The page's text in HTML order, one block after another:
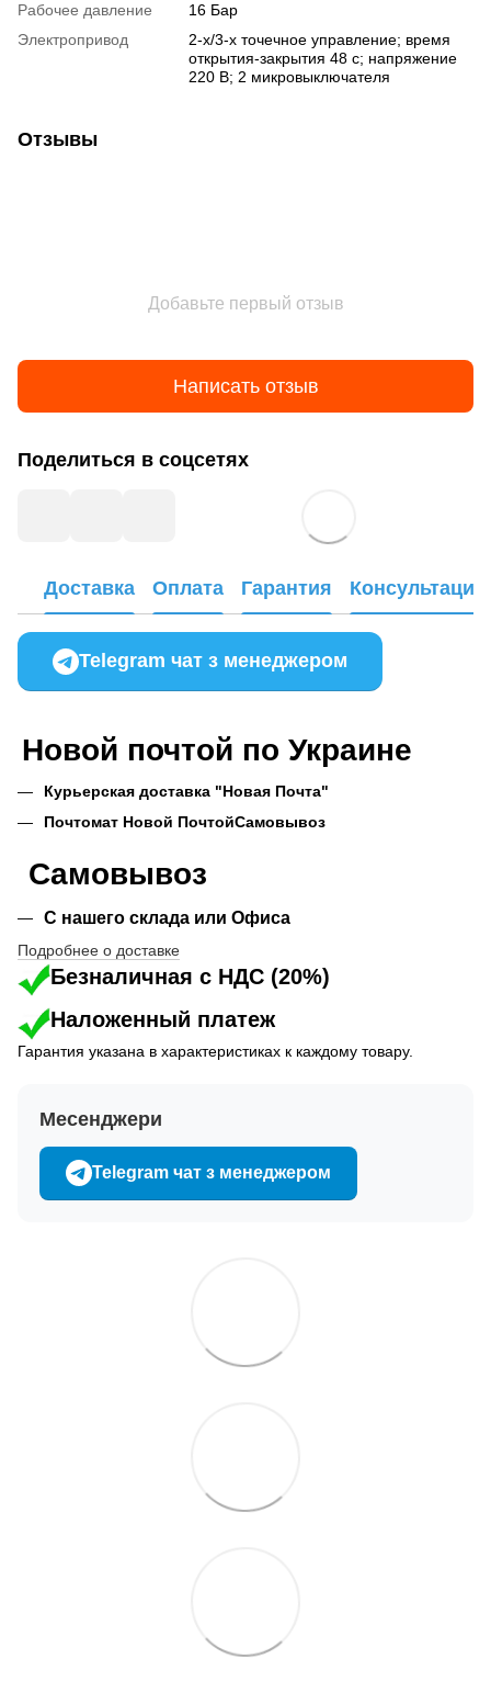
Рабочее давление
16 Бар
Электропривод
2-х/3-х точечное управление; время
открытия-закрытия 48 с; напряжение
220 В; 2 микровыключателя
Отзывы
Добавьте первый отзыв
Написать отзыв
Поделиться в соцсетях
Доставка Оплата Гарантия Консультация
Telegram чат з менеджером
Новой почтой по Украине
Курьерская доставка "Новая Почта"
Почтомат Новой ПочтойСамовывоз
Самовывоз
С нашего склада или Офиса
Подробнее о доставке
Безналичная с НДС (20%)
Наложенный платеж
Гарантия указана в характеристиках к каждому товару.
Месенджери
Telegram чат з менеджером